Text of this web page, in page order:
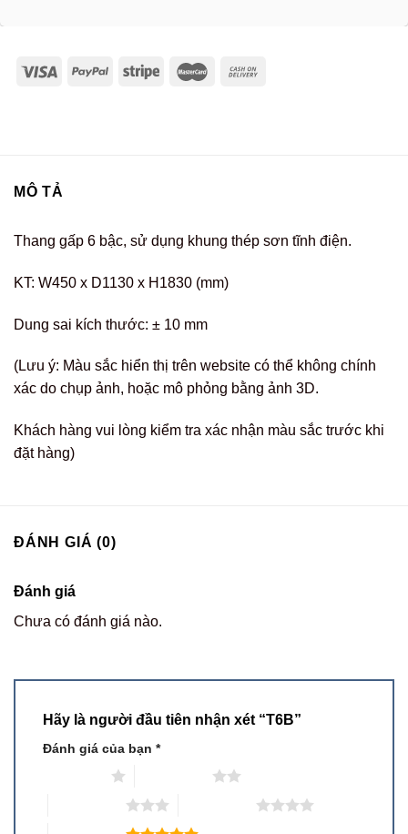
MÔ TẢ
Thang gấp 6 bậc, sử dụng khung thép sơn tĩnh điện.
KT: W450 x D1130 x H1830 (mm)
Dung sai kích thước: ± 10 mm
(Lưu ý: Màu sắc hiển thị trên website có thể không chính
xác do chụp ảnh, hoặc mô phỏng bằng ảnh 3D.
Khách hàng vui lòng kiểm tra xác nhận màu sắc trước khi
đặt hàng)
ĐÁNH GIÁ (0)
Đánh giá
Chưa có đánh giá nào.
Hãy là người đầu tiên nhận xét “T6B”
Đánh giá của bạn *